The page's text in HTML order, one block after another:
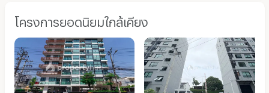
โครงการยอดนิยมใกล้เคียง